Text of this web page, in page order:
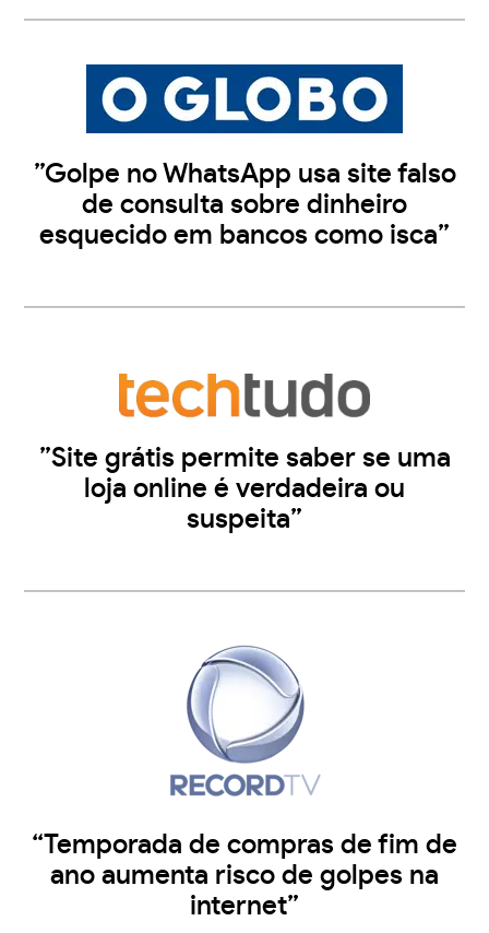
”Golpe no WhatsApp usa site falso
de consulta sobre dinheiro
esquecido em bancos como isca”
”Site grátis permite saber se uma
loja online é verdadeira ou
suspeita”
“Temporada de compras de fim de
ano aumenta risco de golpes na
internet”